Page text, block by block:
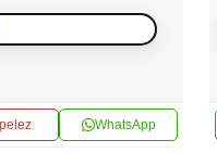
WhatsApp